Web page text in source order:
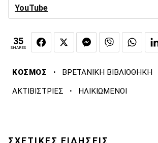
YouTube
35
SHARES
ΚΟΣΜΟΣ · ΒΡΕΤΑΝΙΚΗ ΒΙΒΛΙΟΘΗΚΗ
ΑΚΤΙΒΙΣΤΡΙΕΣ · ΗΛΙΚΙΩΜΕΝΟΙ